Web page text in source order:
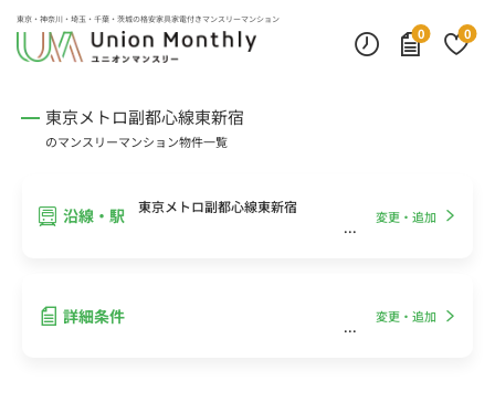
東京・神奈川・埼玉・千葉・茨城の格安家具家電付きマンスリーマンション
0
0
東京メトロ副都心線東新宿
のマンスリーマンション物件一覧
沿線・駅 東京メトロ副都心線東新宿
変更・追加
詳細条件 変更・追加